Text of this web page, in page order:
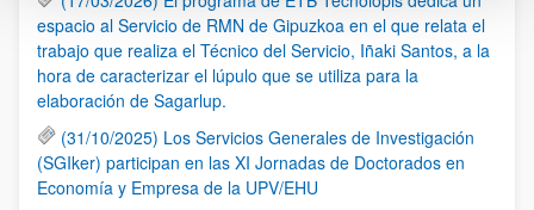
espacio al Servicio de RMN de Gipuzkoa en el que relata el
trabajo que realiza el Técnico del Servicio, Iñaki Santos, a la
hora de caracterizar el lúpulo que se utiliza para la
elaboración de Sagarlup.
(31/10/2025) Los Servicios Generales de Investigación
(SGIker) participan en las XI Jornadas de Doctorados en
Economía y Empresa de la UPV/EHU